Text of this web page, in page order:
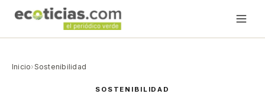
Inicio›Sostenibilidad
SOSTENIBILIDAD